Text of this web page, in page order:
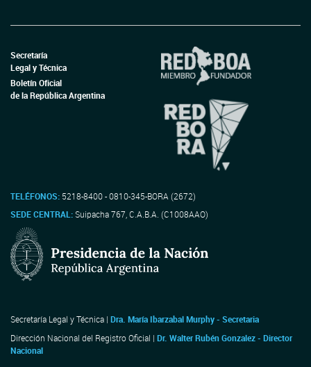
Secretaría
Legal y Técnica
Boletín Oficial
de la República Argentina
TELÉFONOS: 5218-8400 - 0810-345-BORA (2672)
SEDE CENTRAL:Suipacha 767, C.A.B.A. (C1008AAO)
Secretaría Legal y Técnica | Dra. María Ibarzabal Murphy - Secretaria
Dirección Nacional del Registro Oficial | Dr. Walter Rubén Gonzalez - Director
Nacional